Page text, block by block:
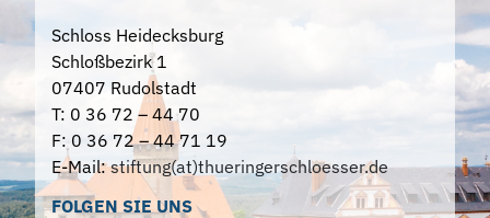
Schloss Heidecksburg
Schloßbezirk 1
07407 Rudolstadt
T: 0 36 72 – 44 70
F: 0 36 72 – 44 71 19
E-Mail:stiftung(at)thueringerschloesser.de
FOLGEN SIE UNS